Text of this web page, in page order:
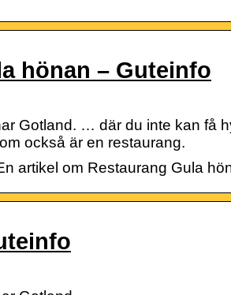
hönan – Guteinfo
Gotland. … där du inte kan få
också är en restaurang.
artikel om Restaurang Gula